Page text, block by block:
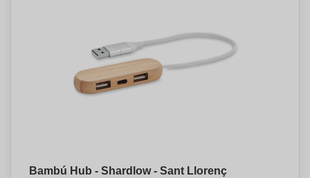
Bambú Hub - Shardlow - Sant Llorenç